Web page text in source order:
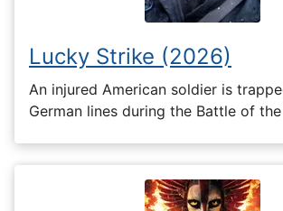
Lucky Strike (2026)
An injured American soldier is
German lines during the Battle of the